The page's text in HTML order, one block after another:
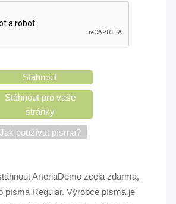
Stáhnout
Stáhnout pro vaše
stránky
Jak používat písma?
ArteriaDemo zcela zdarma,
písma Regular. Výrobce písma je